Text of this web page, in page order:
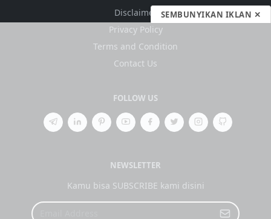
Disclaimer
Privacy Policy
Terms and Condition
Contact Us
FOLLOW US
NEWSLETTER
Kamu bisa SUBSCRIBE kami disini
SEMBUNYIKAN IKLAN ✕